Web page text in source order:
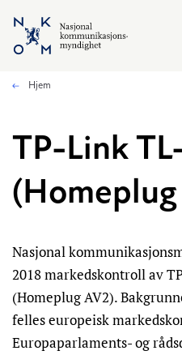
Hopp til hovedinnhold
Hjem
TP-Link
(Homeplug
Nasjonal
2018 markedskontroll av
(Homeplug AV2).
felles europeisk
Europaparlaments- og